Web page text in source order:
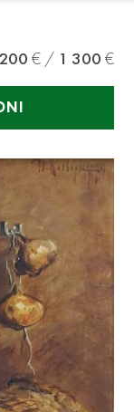
1 300